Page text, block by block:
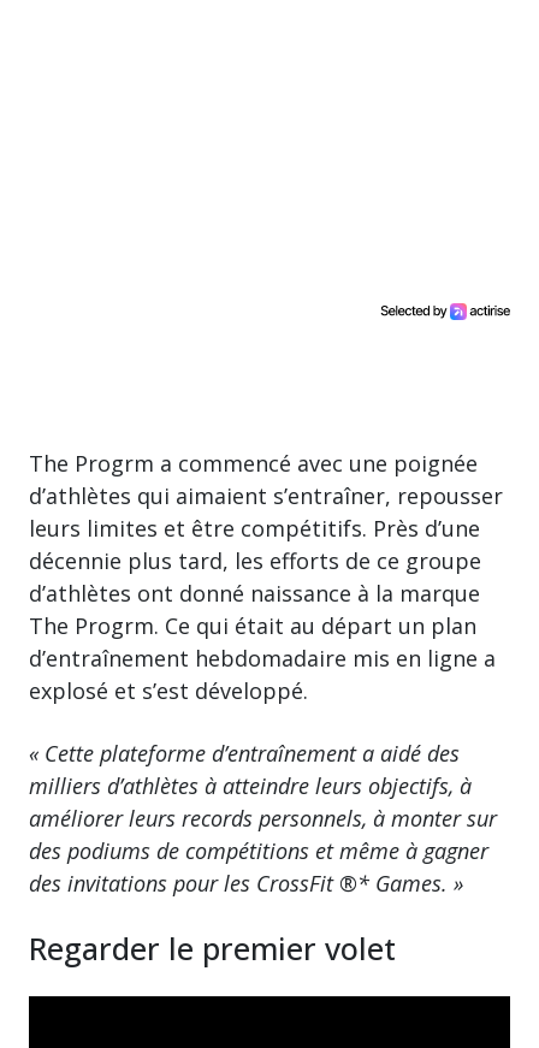
The Progrm a commencé avec une poignée
d’athlètes qui aimaient s’entraîner, repousser
leurs limites et être compétitifs. Près d’une
décennie plus tard, les efforts de ce groupe
d’athlètes ont donné naissance à la marque
The Progrm. Ce qui était au départ un plan
d’entraînement hebdomadaire mis en ligne a
explosé et s’est développé.
« Cette plateforme d’entraînement a aidé des
milliers d’athlètes à atteindre leurs objectifs, à
améliorer leurs records personnels, à monter sur
des podiums de compétitions et même à gagner
des invitations pour les CrossFit ®* Games. »
Regarder le premier volet